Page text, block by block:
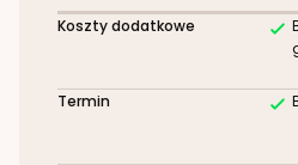
Koszty dodatkowe
Termin